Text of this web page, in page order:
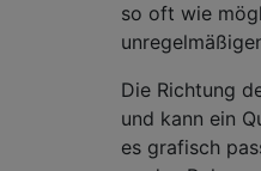
so oft wie
Die Richtung
und kann ein
es grafisch